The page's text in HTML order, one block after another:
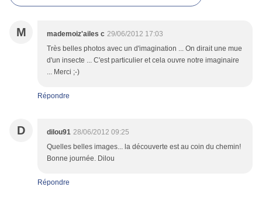
M mademoiz'ailes c 29/06/2012 17:03
Très belles photos avec un d'imagination ... On dirait une mue
d'un insecte ... C'est particulier et cela ouvre notre imaginaire
... Merci ;-)
Répondre
D dilou91 28/06/2012 09:25
Quelles belles images... la découverte est au coin du chemin!
Bonne journée. Dilou
Répondre